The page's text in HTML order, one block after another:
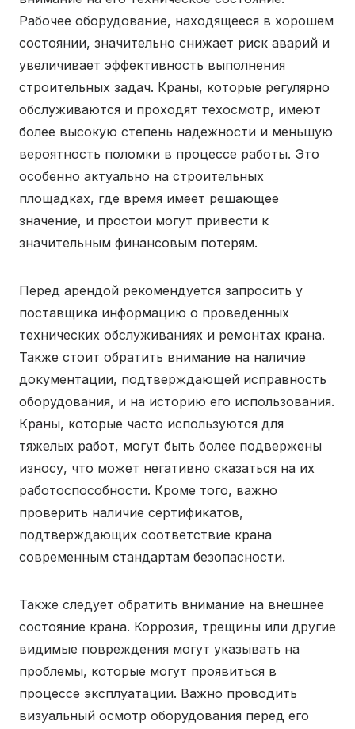
Рабочее оборудование, находящееся в хорошем
состоянии, значительно снижает риск аварий и
увеличивает эффективность выполнения
строительных задач. Краны, которые регулярно
обслуживаются и проходят техосмотр, имеют
более высокую степень надежности и меньшую
вероятность поломки в процессе работы. Это
особенно актуально на строительных
площадках, где время имеет решающее
значение, и простои могут привести к
значительным финансовым потерям.
Перед арендой рекомендуется запросить у
поставщика информацию о проведенных
технических обслуживаниях и ремонтах крана.
Также стоит обратить внимание на наличие
документации, подтверждающей исправность
оборудования, и на историю его использования.
Краны, которые часто используются для
тяжелых работ, могут быть более подвержены
износу, что может негативно сказаться на их
работоспособности. Кроме того, важно
проверить наличие сертификатов,
подтверждающих соответствие крана
современным стандартам безопасности.
Также следует обратить внимание на внешнее
состояние крана. Коррозия, трещины или другие
видимые повреждения могут указывать на
проблемы, которые могут проявиться в
процессе эксплуатации. Важно проводить
визуальный осмотр оборудования перед его